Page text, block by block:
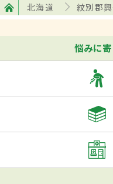
北海道 紋別郡
悩みに